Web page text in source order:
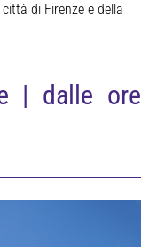
di Firenze e della
| dalle ore